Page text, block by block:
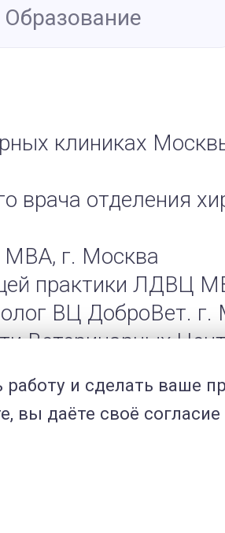
Образование
клиниках
врача отделения
г. Москва
практики ЛДВЦ
ВЦ ДоброВет. г.
Ветеринарных
и сделать ваше
вы даёте своё согласие